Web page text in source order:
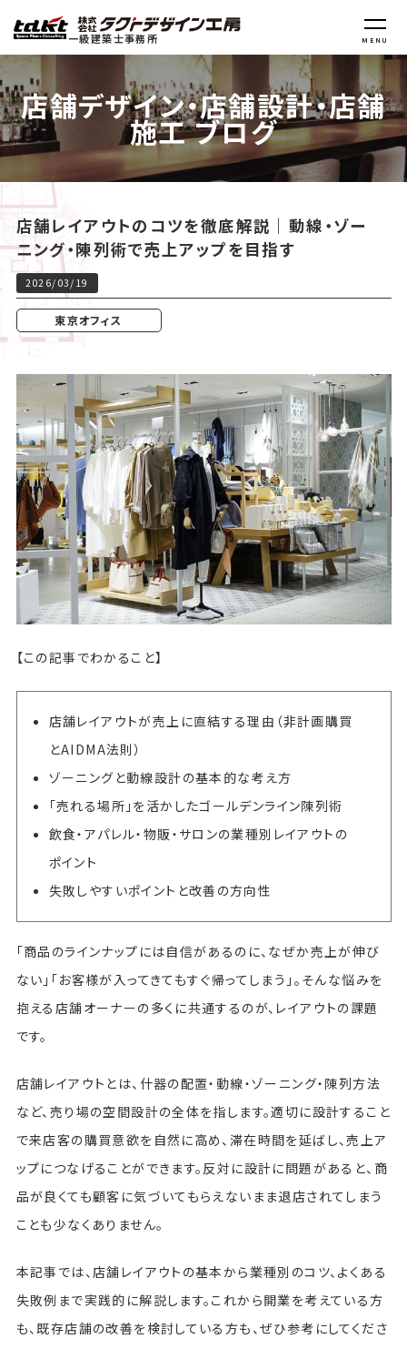
一級建築士事務所 MENU
店舗デザイン・店舗設計・店舗
施工 ブログ
店舗レイアウトのコツを徹底解説｜動線・ゾー
ニング・陳列術で売上アップを目指す
2026/03/19
東京オフィス
【この記事でわかること】
店舗レイアウトが売上に直結する理由（非計画購買
とAIDMA法則）
ゾーニングと動線設計の基本的な考え方
「売れる場所」を活かしたゴールデンライン陳列術
飲食・アパレル・物販・サロンの業種別レイアウトの
ポイント
失敗しやすいポイントと改善の方向性
「商品のラインナップには自信があるのに、なぜか売上が伸び
ない」「お客様が入ってきてもすぐ帰ってしまう」。そんな悩みを
抱える店舗オーナーの多くに共通するのが、レイアウトの課題
です。
店舗レイアウトとは、什器の配置・動線・ゾーニング・陳列方法
など、売り場の空間設計の全体を指します。適切に設計すること
で来店客の購買意欲を自然に高め、滞在時間を延ばし、売上ア
ップにつなげることができます。反対に設計に問題があると、商
品が良くても顧客に気づいてもらえないまま退店されてしまう
ことも少なくありません。
本記事では、店舗レイアウトの基本から業種別のコツ、よくある
失敗例まで実践的に解説します。これから開業を考えている方
も、既存店舗の改善を検討している方も、ぜひ参考にしてくださ